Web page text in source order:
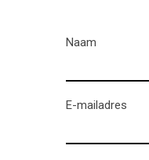
Naam
E-mailadres